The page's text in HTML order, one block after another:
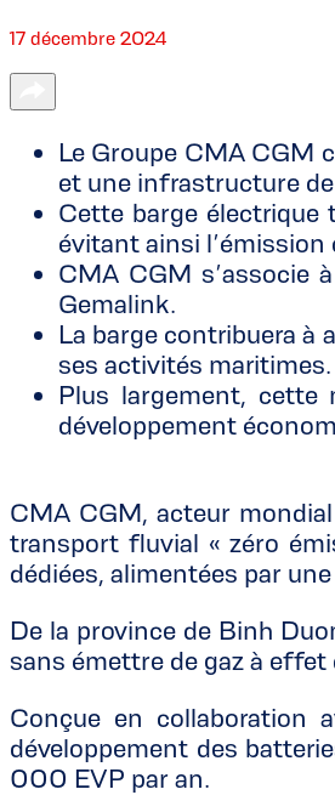
17 décembre 2024
Le Groupe CMA CGM
et une infrastructure
Cette barge
évitant ainsi
CMA CGM s’associe
Gemalink.
La barge contribuera à
ses activités maritimes.
Plus largement, cette
développement
CMA CGM, acteur
transport fluvial « zéro
dédiées, alimentées par
De la province de Binh
sans émettre de gaz à
Conçue en collaboration
développement des
000 EVP par an.